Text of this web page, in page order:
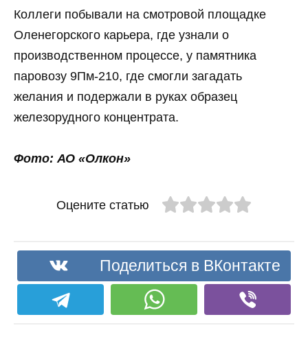
Коллеги побывали на смотровой площадке
Оленегорского карьера, где узнали о
производственном процессе, у памятника
паровозу 9Пм-210, где смогли загадать
желания и подержали в руках образец
железорудного концентрата.
Фото: АО «Олкон»
Оцените статью
Поделиться в ВКонтакте